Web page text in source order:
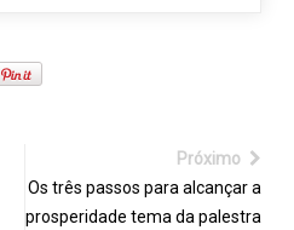
Próximo
Os três passos para alcançar a
prosperidade tema da palestra